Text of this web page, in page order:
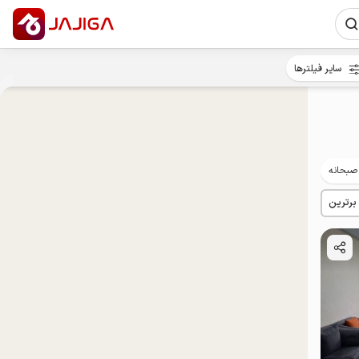
صبحانه
برترین
سایر فیلترها